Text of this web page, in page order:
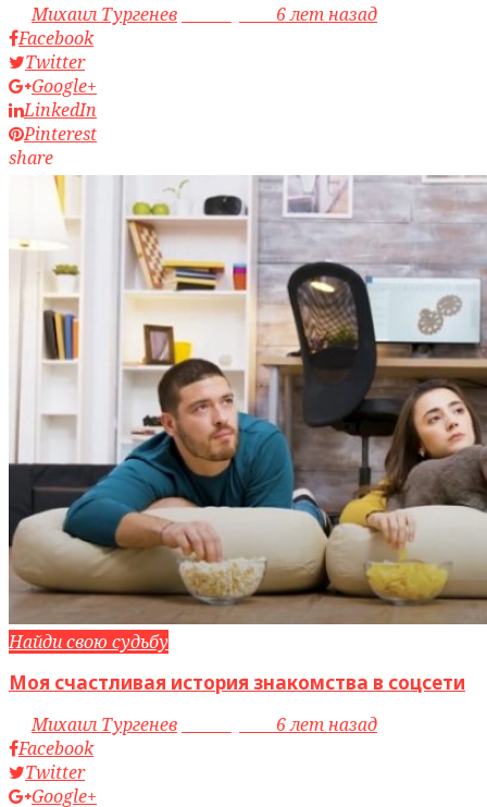
byМихаил Тургенев
6 лет назад
Facebook
Twitter
Google+
LinkedIn
Pinterest
share
Найди свою судьбу
Моя счастливая история знакомства в соцсети
byМихаил Тургенев
6 лет назад
Facebook
Twitter
Google+